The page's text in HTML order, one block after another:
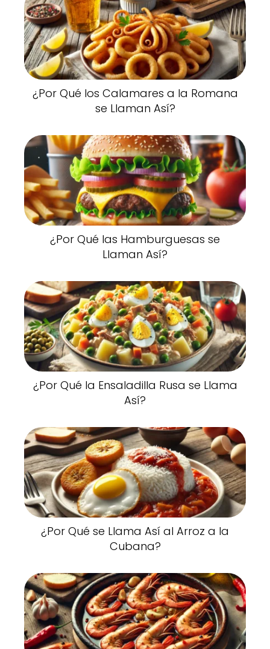
¿Por Qué los Calamares a la Romana
se Llaman Así?
¿Por Qué las Hamburguesas se
Llaman Así?
¿Por Qué la Ensaladilla Rusa se Llama
Así?
¿Por Qué se Llama Así al Arroz a la
Cubana?